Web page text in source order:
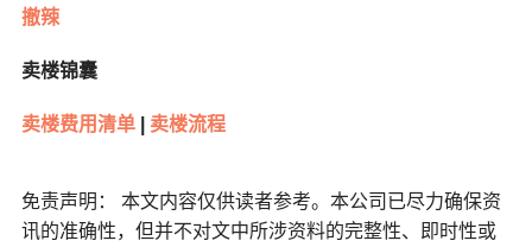
撤辣
卖楼锦囊
卖楼费用清单| 卖楼流程
免责声明： 本文内容仅供读者参考。本公司已尽力确保资
讯的准确性，但并不对文中所涉资料的完整性、即时性或